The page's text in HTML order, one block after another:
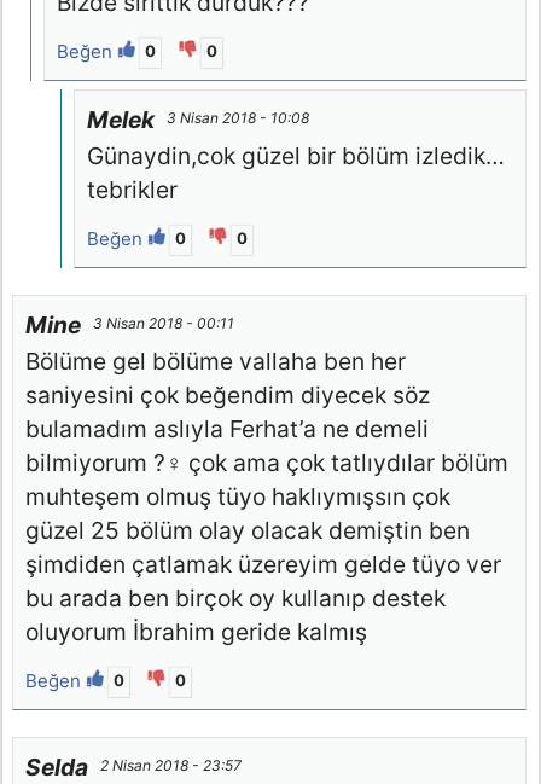
Beğen 0 0
Melek 3 Nisan 2018 - 10:08
Günaydin,cok güzel bir bölüm izledik…
tebrikler
Beğen 0 0
Mine 3 Nisan 2018 - 00:11
Bölüme gel bölüme vallaha ben her
saniyesini çok beğendim diyecek söz
bulamadım aslıyla Ferhat’a ne demeli
bilmiyorum ?‍♀️ çok ama çok tatlıydılar bölüm
muhteşem olmuş tüyo haklıymışsın çok
güzel 25 bölüm olay olacak demiştin ben
şimdiden çatlamak üzereyim gelde tüyo ver
bu arada ben birçok oy kullanıp destek
oluyorum İbrahim geride kalmış
Beğen 0 0
Selda 2 Nisan 2018 - 23:57